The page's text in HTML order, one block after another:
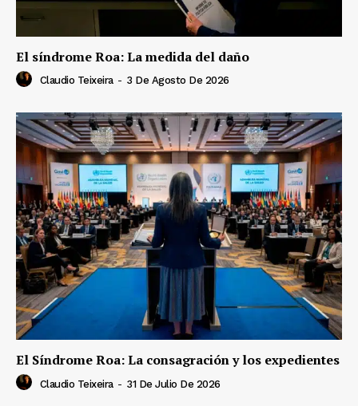
El síndrome Roa: La medida del daño
Claudio Teixeira - 3 De Agosto De 2026
El Síndrome Roa: La consagración y los expedientes
Claudio Teixeira - 31 De Julio De 2026